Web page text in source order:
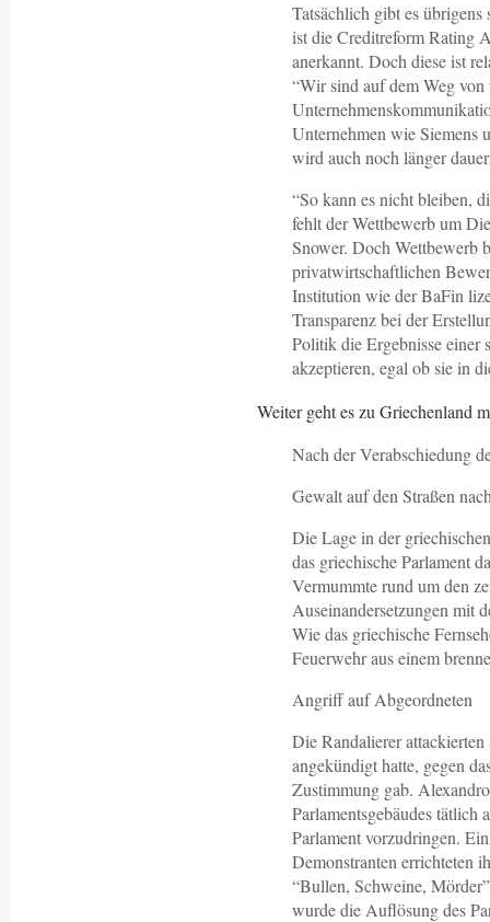
Tatsächlich gibt es übrigens
ist die Creditreform Rating
anerkannt. Doch diese ist
“Wir sind auf dem Weg
Unternehmen wie Siemens
wird auch noch länger
“So kann es nicht bleiben,
fehlt der Wettbewerb um
Snower. Doch Wettbewerb
privatwirtschaftlichen
Institution wie der BaFin
Transparenz bei der
Politik die Ergebnisse einer
akzeptieren, egal ob sie in
Weiter geht es zu Griechenland
Nach der Verabschiedung
Gewalt auf den Straßen
Die Lage in der
das griechische Parlament
Vermummte rund um den
Auseinandersetzungen mit
Wie das griechische
Feuerwehr aus einem
Angriff auf Abgeordneten
Die Randalierer
angekündigt hatte, gegen
Zustimmung gab.
Parlamentsgebäudes tätlich
Parlament vorzudringen.
Demonstranten errichteten
“Bullen, Schweine,
wurde die Auflösung des